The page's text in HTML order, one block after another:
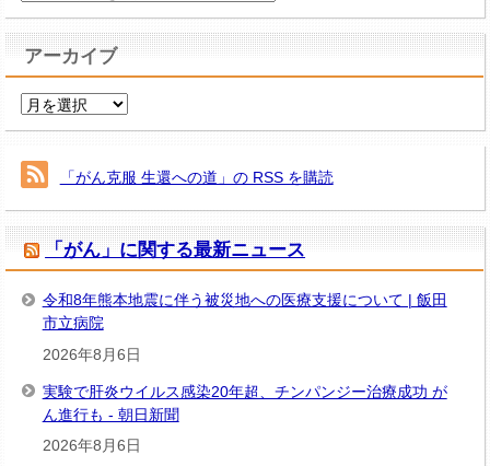
ゴ
リ
ー
アーカイブ
ア
イ
「がん克服 生還への道」の RSS を購読
「がん」に関する最新ニュース
令和8年熊本地震に伴う被災地への医療支援について | 飯田
市立病院
2026年8月6日
実験で肝炎ウイルス感染20年超、チンパンジー治療成功 が
ん進行も - 朝日新聞
2026年8月6日